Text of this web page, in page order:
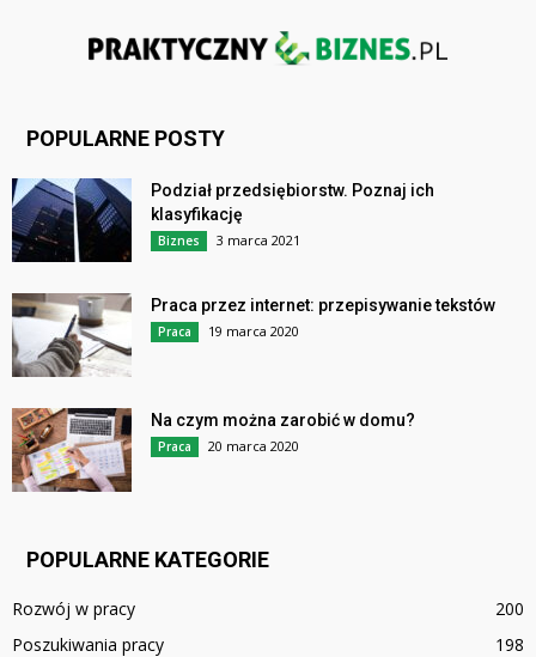
POPULARNE POSTY
Podział przedsiębiorstw. Poznaj ich
klasyfikację
Biznes 3 marca 2021
Praca przez internet: przepisywanie tekstów
Praca 19 marca 2020
Na czym można zarobić w domu?
Praca 20 marca 2020
POPULARNE KATEGORIE
Rozwój w pracy
200
Poszukiwania pracy
198